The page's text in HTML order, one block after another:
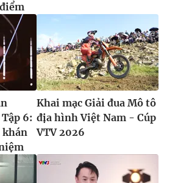
6:
khán
Khai mạc Giải đua Mô tô
địa hình Việt Nam - Cúp
VTV 2026